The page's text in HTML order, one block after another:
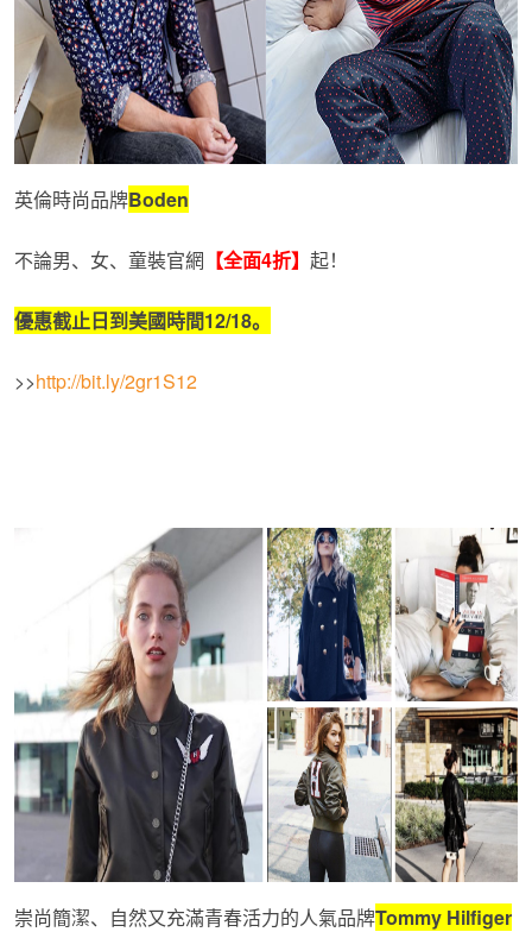
英倫時尚品牌Boden
不論男、女、童裝官網 【全面4折】 起！
優惠截止日到美國時間12/18。
>>http://bit.ly/2gr1S12
崇尚簡潔、自然又充滿青春活力的人氣品牌Tommy Hilfiger